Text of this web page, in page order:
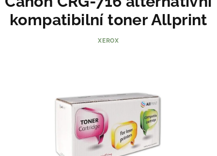
kompatibilní toner Allprint
XEROX